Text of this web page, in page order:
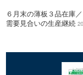
６月末の薄板３品在庫
需要見合いの生産継続